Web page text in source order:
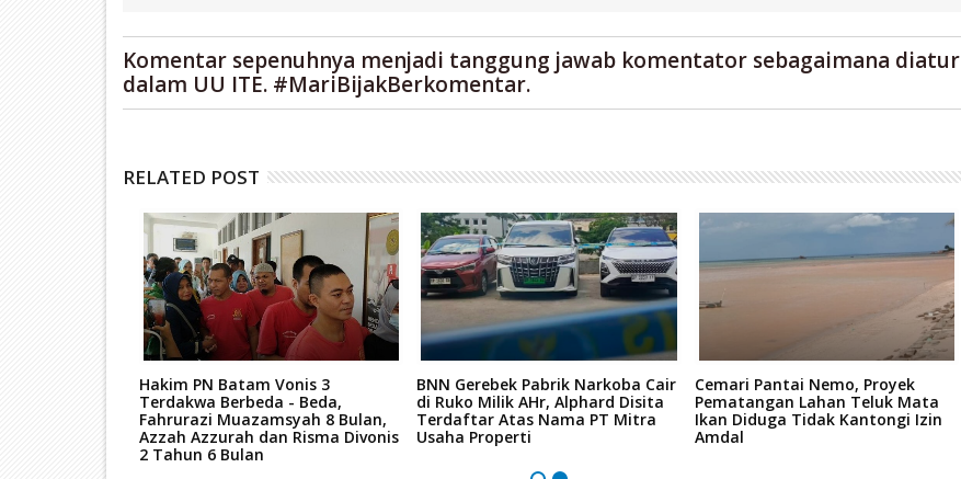
Komentar sepenuhnya menjadi tanggung jawab komentator sebagaimana diatur
dalam UU ITE. #MariBijakBerkomentar.
RELATED POST
Hakim PN Batam Vonis 3
Terdakwa Berbeda - Beda,
Fahrurazi Muazamsyah 8 Bulan,
Azzah Azzurah dan Risma Divonis
2 Tahun 6 Bulan
BNN Gerebek Pabrik Narkoba Cair
di Ruko Milik AHr, Alphard Disita
Terdaftar Atas Nama PT Mitra
Usaha Properti
Cemari Pantai Nemo, Proyek
Pematangan Lahan Teluk Mata
Ikan Diduga Tidak Kantongi Izin
Amdal